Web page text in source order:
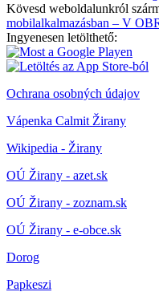
Kövesd weboldalunkról
mobilalkalmazásban – V
Ingyenesen letölthető:
Ochrana osobných údajov
Vápenka Calmit Žirany
Wikipedia - Žirany
OÚ Žirany - azet.sk
OÚ Žirany - zoznam.sk
OÚ Žirany - e-obce.sk
Dorog
Papkeszi